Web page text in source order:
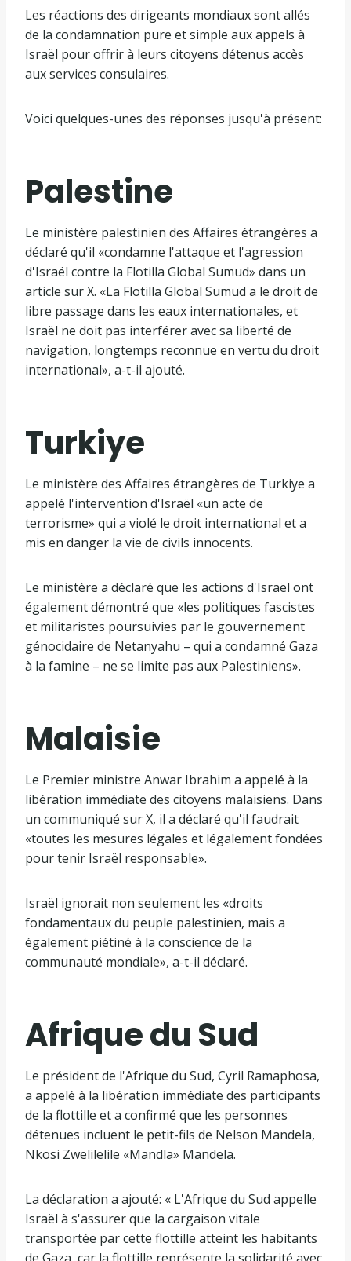
L
i
s
t
d
m
e
n
t
s
f
i
n
d
l
Les réactions des dirigeants mondiaux sont allés
de la condamnation pure et simple aux appels à
Israël pour offrir à leurs citoyens détenus accès
aux services consulaires.
Voici quelques-unes des réponses jusqu'à présent:
Palestine
Le ministère palestinien des Affaires étrangères a
déclaré qu'il «condamne l'attaque et l'agression
d'Israël contre la Flotilla Global Sumud» dans un
article sur X. «La Flotilla Global Sumud a le droit de
libre passage dans les eaux internationales, et
Israël ne doit pas interférer avec sa liberté de
navigation, longtemps reconnue en vertu du droit
international», a-t-il ajouté.
Turkiye
Le ministère des Affaires étrangères de Turkiye a
appelé l'intervention d'Israël «un acte de
terrorisme» qui a violé le droit international et a
mis en danger la vie de civils innocents.
Le ministère a déclaré que les actions d'Israël ont
également démontré que «les politiques fascistes
et militaristes poursuivies par le gouvernement
génocidaire de Netanyahu – qui a condamné Gaza
à la famine – ne se limite pas aux Palestiniens».
Malaisie
Le Premier ministre Anwar Ibrahim a appelé à la
libération immédiate des citoyens malaisiens. Dans
un communiqué sur X, il a déclaré qu'il faudrait
«toutes les mesures légales et légalement fondées
pour tenir Israël responsable».
Israël ignorait non seulement les «droits
fondamentaux du peuple palestinien, mais a
également piétiné à la conscience de la
communauté mondiale», a-t-il déclaré.
Afrique du Sud
Le président de l'Afrique du Sud, Cyril Ramaphosa,
a appelé à la libération immédiate des participants
de la flottille et a confirmé que les personnes
détenues incluent le petit-fils de Nelson Mandela,
Nkosi Zwelilelile «Mandla» Mandela.
La déclaration a ajouté: « L'Afrique du Sud appelle
Israël à s'assurer que la cargaison vitale
transportée par cette flottille atteint les habitants